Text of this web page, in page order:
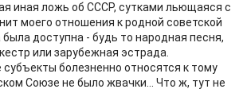
иная ложь об СССР, сутками льющаяся с
моего отношения к родной советской
доступна - будь то народная песня,
или зарубежная эстрада.
болезненно относятся к тому
Союзе не было жвачки... Что ж, тут не